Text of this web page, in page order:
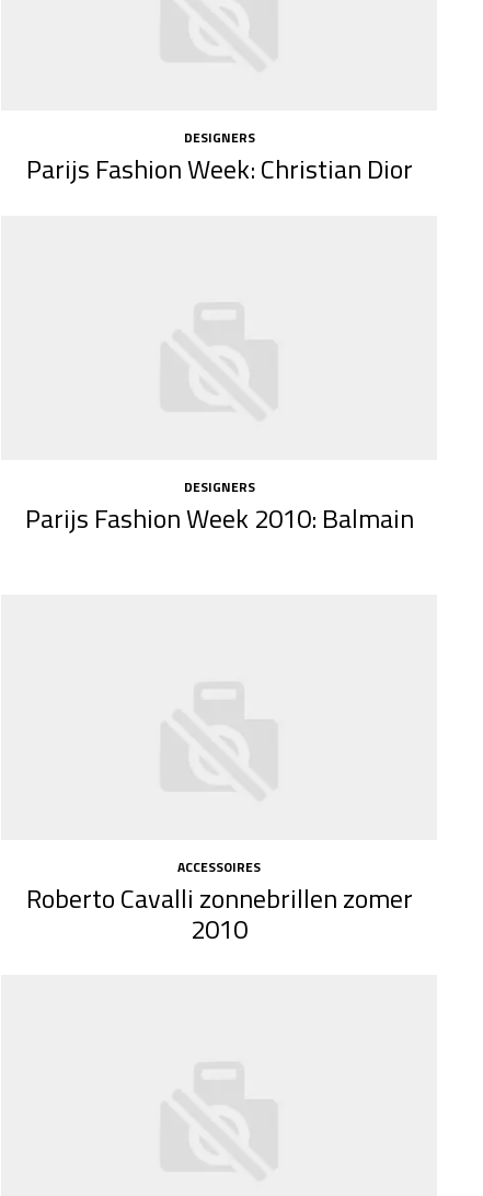
DESIGNERS
Parijs Fashion Week: Christian Dior
DESIGNERS
Parijs Fashion Week 2010: Balmain
ACCESSOIRES
Roberto Cavalli zonnebrillen zomer
2010